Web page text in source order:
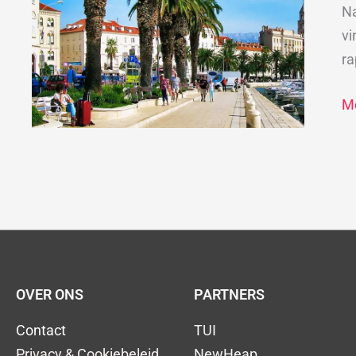
in
OVER ONS
Contact
PARTNERS
TUI